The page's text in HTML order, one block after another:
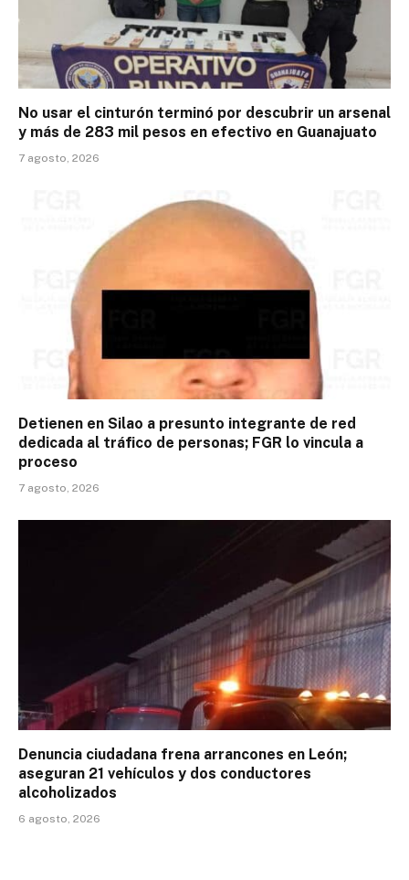
No usar el cinturón terminó por descubrir un arsenal
y más de 283 mil pesos en efectivo en Guanajuato
7 agosto, 2026
Detienen en Silao a presunto integrante de red
dedicada al tráfico de personas; FGR lo vincula a
proceso
7 agosto, 2026
Denuncia ciudadana frena arrancones en León;
aseguran 21 vehículos y dos conductores
alcoholizados
6 agosto, 2026